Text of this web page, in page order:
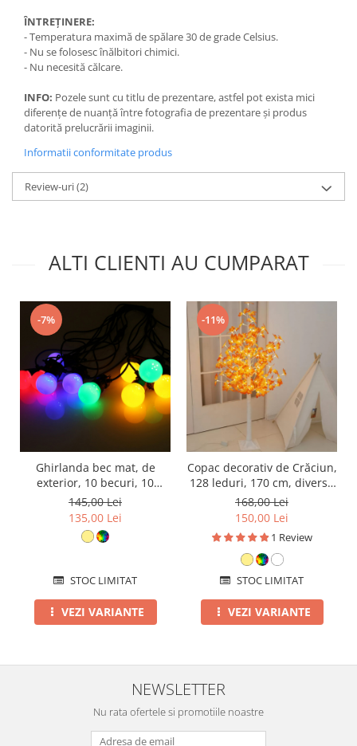
ÎNTREȚINERE:
- Temperatura maximă de spălare 30 de grade Celsius.
- Nu se folosesc înălbitori chimici.
- Nu necesită călcare.
INFO: Pozele sunt cu titlu de prezentare, astfel pot exista mici
diferențe de nuanță între fotografia de prezentare și produs
datorită prelucrării imaginii.
Informatii conformitate produs
Review-uri(2)
ALTI CLIENTI AU CUMPARAT
-7%
Ghirlanda bec mat, de
exterior, 10 becuri, 10
metri, diverse culori
145,00 Lei
135,00 Lei
STOC LIMITAT
VEZI VARIANTE
-11%
Copac decorativ de Crăciun,
128 leduri, 170 cm, diverse
culori
168,00 Lei
150,00 Lei
1 Review
STOC LIMITAT
VEZI VARIANTE
NEWSLETTER
Nu rata ofertele si promotiile noastre